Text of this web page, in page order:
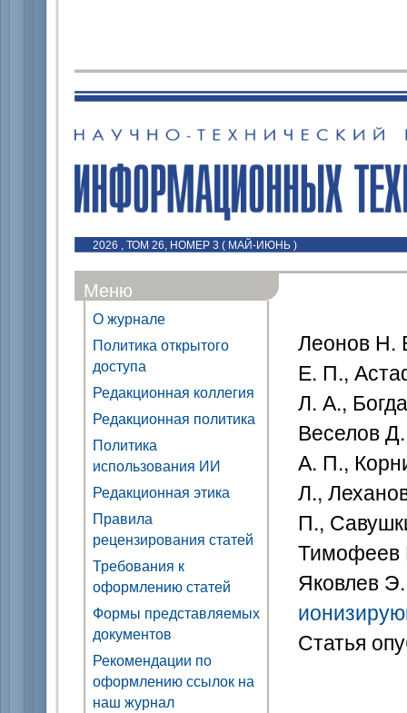
2026 , ТОМ 26, НОМЕР 3 ( МАЙ-ИЮНЬ )
Меню
О журнале
Политика открытого
доступа
Редакционная коллегия
Редакционная политика
Политика
использования ИИ
Редакционная этика
Правила
рецензирования статей
Требования к
оформлению статей
Формы представляемых
документов
Рекомендации по
оформлению ссылок на
наш журнал
Леонов Н.
Е. П.,
Л. А.,
Веселов
А. П.,
Л.,
П.,
Тимофеев
Яковлев
Статья